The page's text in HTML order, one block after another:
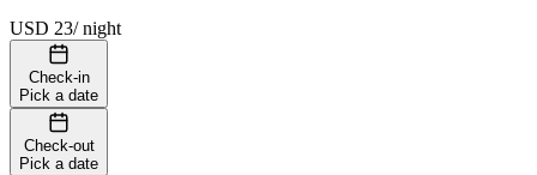
USD 23/night
Check-in
Pick a date
Check-out
Pick a date